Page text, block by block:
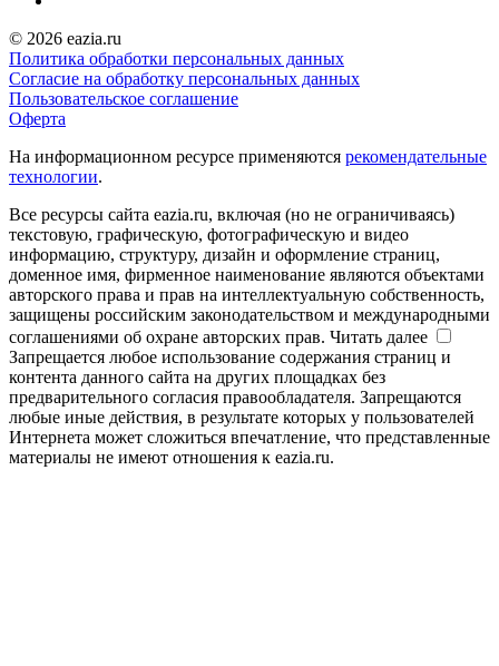
© 2026 eazia.ru
Политика обработки персональных данных
Согласие на обработку персональных данных
Пользовательское соглашение
Оферта
На информационном ресурсе применяются рекомендательные
технологии.
Все ресурсы сайта eazia.ru, включая (но не ограничиваясь)
текстовую, графическую, фотографическую и видео
информацию, структуру, дизайн и оформление страниц,
доменное имя, фирменное наименование являются объектами
авторского права и прав на интеллектуальную собственность,
защищены российским законодательством и международными
соглашениями об охране авторских прав. Читать далее
Запрещается любое использование содержания страниц и
контента данного сайта на других площадках без
предварительного согласия правообладателя. Запрещаются
любые иные действия, в результате которых у пользователей
Интернета может сложиться впечатление, что представленные
материалы не имеют отношения к eazia.ru.